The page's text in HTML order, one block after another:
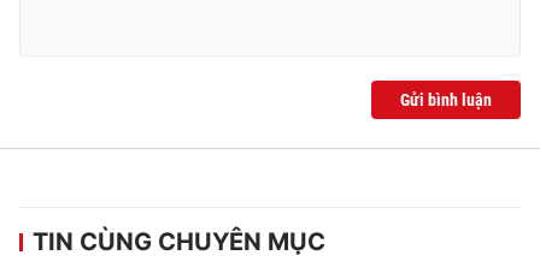
Gửi bình luận
TIN CÙNG CHUYÊN MỤC